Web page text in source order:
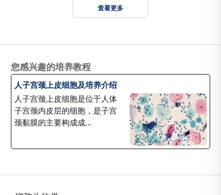
查看更多
您感兴趣的培养教程
人子宫颈上皮细胞及培养介绍
人子宫颈上皮细胞是位于人体
子宫颈内皮层的细胞，是子宫
颈黏膜的主要构成成...